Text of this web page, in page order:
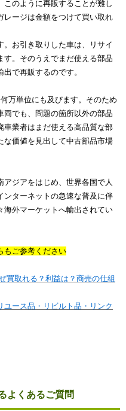
のように再販することが難し
レージは金額をつけて買い取れ
お引き取りした車は、リサイ
す。そのうえでまだ使える部品
で再販するのです。
万単位にも及びます。そのため
でも、問題の箇所以外の部品
車業者はまだ使える高品質な部
な価値を見出して中古部品市場
アジアをはじめ、世界各国で人
ンターネットの急速な普及に伴
海外マーケットへ輸出されてい
もご参考ください
買取れる？利益は？商売の仕組
ース品・リビルト品・リンク
よくあるご質問